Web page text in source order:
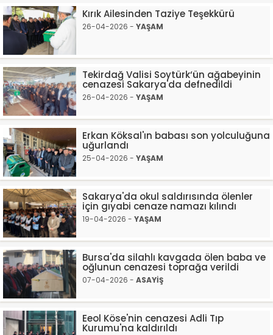
Kırık Ailesinden Taziye Teşekkürü
26-04-2026 - YAŞAM
Tekirdağ Valisi Soytürk‘ün ağabeyinin
cenazesi Sakarya'da defnedildi
26-04-2026 - YAŞAM
Erkan Köksal'ın babası son yolculuğuna
uğurlandı
25-04-2026 - YAŞAM
Sakarya'da okul saldırısında ölenler
için gıyabi cenaze namazı kılındı
19-04-2026 - YAŞAM
Bursa'da silahlı kavgada ölen baba ve
oğlunun cenazesi toprağa verildi
07-04-2026 - ASAYİŞ
Eeol Köse'nin cenazesi Adli Tıp
Kurumu'na kaldırıldı